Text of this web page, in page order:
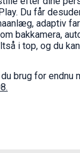
Du får
adaptiv
bakkamera,
i top, og du
du brug for
.